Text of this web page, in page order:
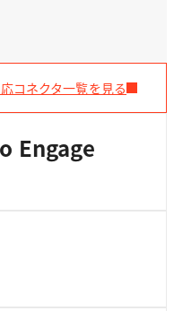
コネクタ一覧を見る
Engage